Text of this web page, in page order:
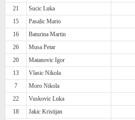
21
Sucic Luka
15
Pasalic Mario
16
Baturina Martin
26
Musa Petar
20
Matanovic Igor
13
Vlasic Nikola
7
Moro Nikola
22
Vuskovic Luka
18
Jakic Kristijan